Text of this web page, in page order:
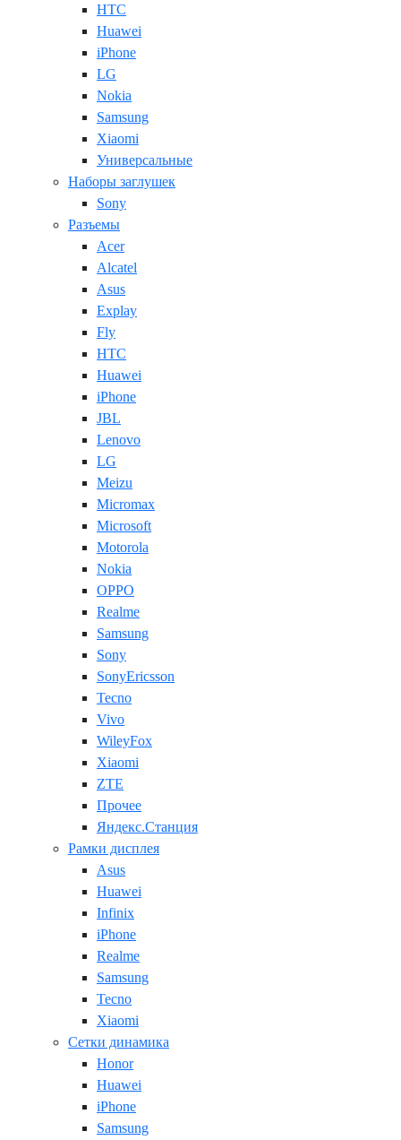
HTC
Huawei
iPhone
LG
Nokia
Samsung
Xiaomi
Универсальные
Наборы заглушек
Sony
Разъемы
Acer
Alcatel
Asus
Explay
Fly
HTC
Huawei
iPhone
JBL
Lenovo
LG
Meizu
Micromax
Microsoft
Motorola
Nokia
OPPO
Realme
Samsung
Sony
SonyEricsson
Tecno
Vivo
WileyFox
Xiaomi
ZTE
Прочее
Яндекс.Станция
Рамки дисплея
Asus
Huawei
Infinix
iPhone
Realme
Samsung
Tecno
Xiaomi
Сетки динамика
Honor
Huawei
iPhone
Samsung